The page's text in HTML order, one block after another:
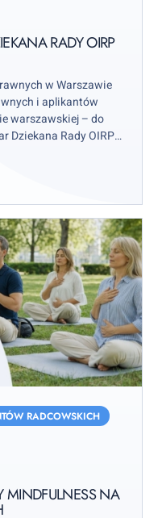
RADY OIRP
w Warszawie
i aplikantów
warszawskiej – do
Dziekana Rady OIRP
przy czym
RADCOWSKICH
MINDFULNESS NA